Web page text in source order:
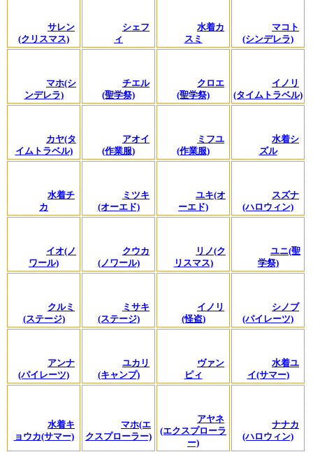
サレン
(クリスマス)
シェフ
ィ
水着カ
スミ
マコト
(シンデレラ)
マホ(シ
ンデレラ)
チエル
(聖学祭)
クロエ
(聖学祭)
イノリ
(タイムトラベル)
カヤ(タ
イムトラベル)
アオイ
(作業服)
ミフユ
(作業服)
水着シ
ズル
水着チ
カ
ミツキ
(オーエド)
ユキ(オ
ーエド)
スズナ
(ハロウィン)
イオ(ノ
ワール)
クウカ
(ノワール)
リノ(ク
リスマス)
ユニ(聖
学祭)
クルミ
(ステージ)
ミサキ
(ステージ)
イノリ
(怪盗)
シノブ
(パイレーツ)
アンナ
(パイレーツ)
ユカリ
(キャンプ)
ヴァン
ピィ
水着ユ
イ(サマー)
水着キ
ョウカ(サマー)
マホ(エ
クスプローラー)
アヤネ
(エクスプローラ
ー)
ナナカ
(ハロウィン)